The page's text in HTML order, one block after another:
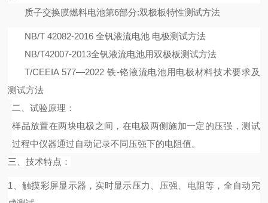
质子交换膜燃料电池第6部分:双极板特性测试方法
NB/T 42082-2016全钒液流电池 电极测试方法
NB/T42007-2013全钒液流电池用双极板测试方法
T/CEEIA 577—2022 铁-铬液流电池用电极材料技术要求及
测试方法
二、试验原理：
样品放置在两块电极之间，在电极两侧施加一定的压强，测试
过程中仪器通过自动记录不同压强下的电阻值。
三、技术特点：
1 、触摸彩屏显示器 ， 实时显示压力 压强、电阻等，全自动完